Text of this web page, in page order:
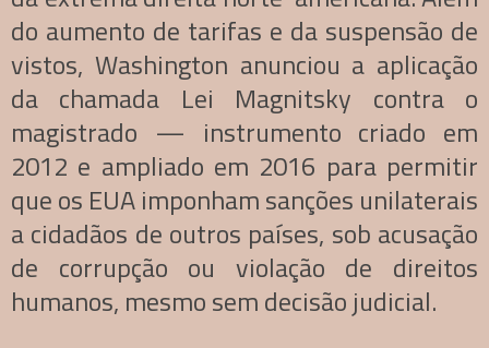
do aumento de tarifas e da suspensão de
vistos, Washington anunciou a aplicação
da chamada Lei Magnitsky contra o
magistrado — instrumento criado em
2012 e ampliado em 2016 para permitir
que os EUA imponham sanções unilaterais
a cidadãos de outros países, sob acusação
de corrupção ou violação de direitos
humanos, mesmo sem decisão judicial.